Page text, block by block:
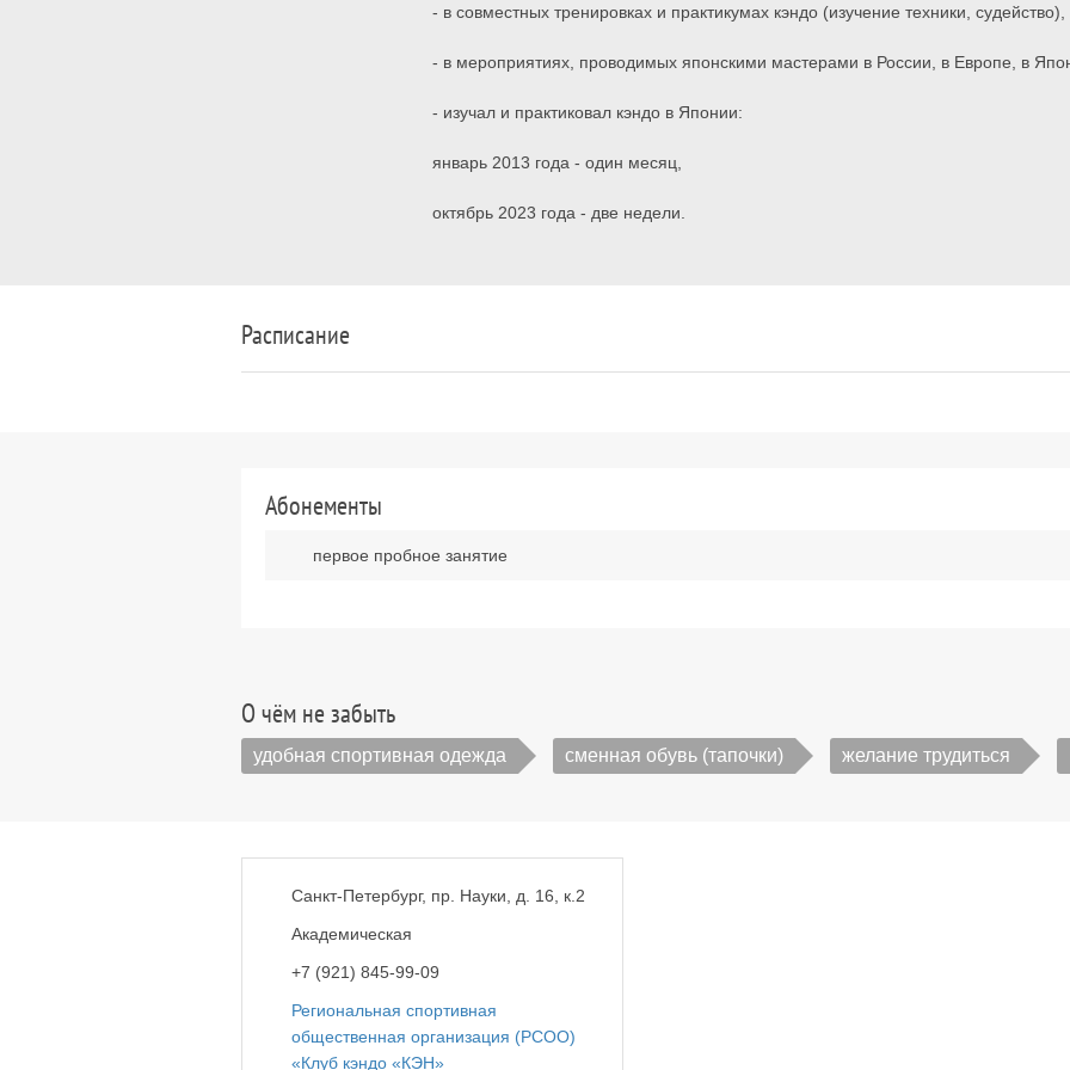
- в совместных тренировках и практикумах кэндо (изучение техники, судейство),
- в мероприятиях, проводимых японскими мастерами в России, в Европе, в
- изучал и практиковал кэндо в Японии:
январь 2013 года - один месяц,
октябрь 2023 года - две недели.
Расписание
Абонементы
первое пробное занятие
О чём не забыть
удобная спортивная одежда сменная обувь (тапочки) желание трудиться
Санкт-Петербург, пр. Науки, д. 16, к.2
Академическая
+7 (921) 845-99-09
Региональная спортивная
общественная организация (РСОО)
«Клуб кэндо «КЭН»